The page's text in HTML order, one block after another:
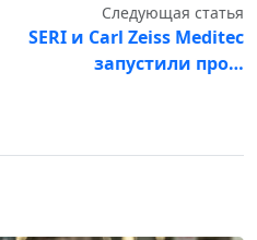
Следующая статья
SERI и Carl Zeiss Meditec
запустили про…